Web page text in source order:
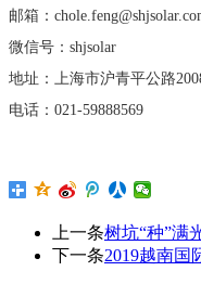
邮箱：
微信号： shjsolar
地址：上海市沪青平公路
电话： 021-59888569
上一条树坑“种”满
下一条2019越南国